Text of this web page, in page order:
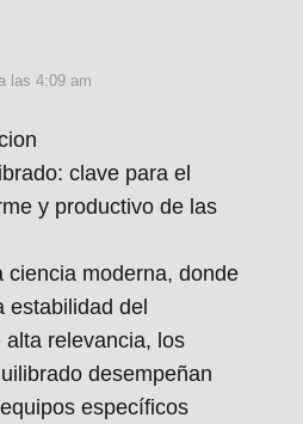
las 4:09 am
clave para el
y productivo de las
ciencia moderna, donde
estabilidad del
relevancia, los
desempeñan
específicos